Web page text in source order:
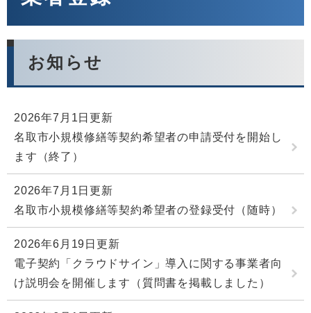
ジ
お知らせ
2026年7月1日更新
名取市小規模修繕等契約希望者の申請受付を開始し
ます（終了）
2026年7月1日更新
名取市小規模修繕等契約希望者の登録受付（随時）
2026年6月19日更新
電子契約「クラウドサイン」導入に関する事業者向
け説明会を開催します（質問書を掲載しました）